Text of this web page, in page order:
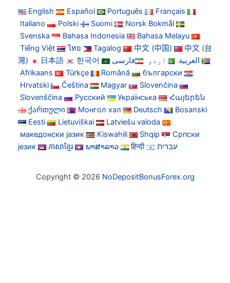
English Español Português
Français
Italiano
Polski Suomi
Norsk Bokmål
Svenska
Bahasa Indonesia
Bahasa Melayu
Tiếng Việt
ไทย Tagalog 中文 (中国)
中文 (台
灣)
日本語 한국어 العربية اردو
فارسی
Afrikaans
Türkçe Română
български
Hrvatski
Čeština Magyar
Slovenčina
Slovenščina
Русский Українська
Հայերեն
ქართული
Монгол хэл Deutsch
Bosanski
Eesti
Lietuviškai
Latviešu valoda
македонски јазик
Kiswahili Shqip
Српски
језик
ភាសាខ្មែរ ພາສາລາວ हिन्दी עברית
Copyright © 2026 NoDepositBonusForex.org